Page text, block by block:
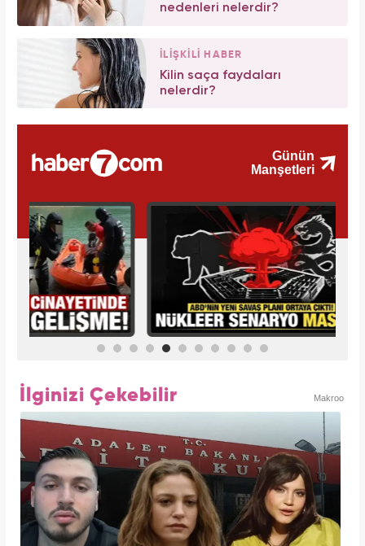
nedenleri nelerdir?
İLİŞKİLİ HABER
Kilin saça faydaları
nelerdir?
İlginizi Çekebilir Makroo